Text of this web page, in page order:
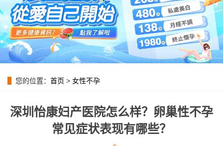
您的位置： 首页 > 女性不孕
深圳怡康妇产医院怎么样？卵巢性不孕
常见症状表现有哪些？